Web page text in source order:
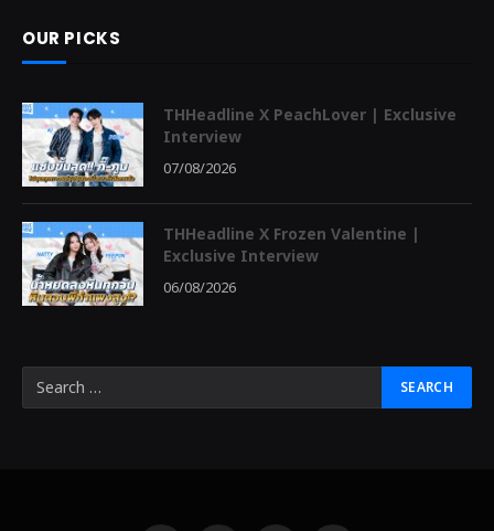
OUR PICKS
THHeadline X PeachLover | Exclusive
Interview
07/08/2026
THHeadline X Frozen Valentine |
Exclusive Interview
06/08/2026